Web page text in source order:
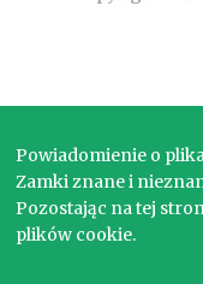
Powiadomienie o
Zamki znane i
Pozostając na tej
plików cookie.